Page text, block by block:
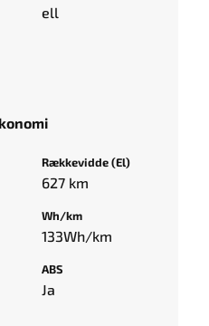
ell
Rækkevidde (El)
627 km
Wh/km
133Wh/km
ABS
Ja